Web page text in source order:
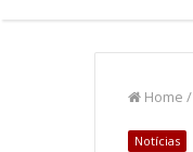
Home /
Notícias